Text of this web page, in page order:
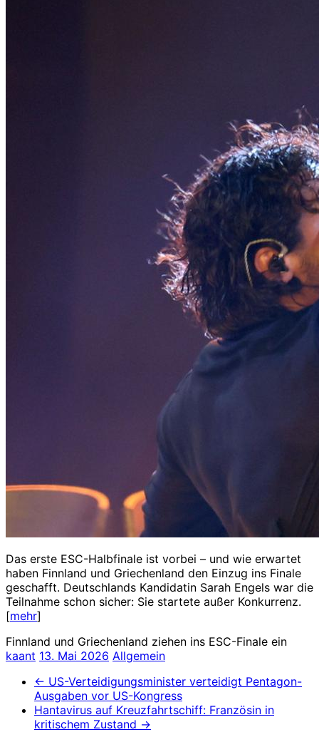
Das erste ESC-Halbfinale ist vorbei – und wie erwartet
haben Finnland und Griechenland den Einzug ins Finale
geschafft. Deutschlands Kandidatin Sarah Engels war die
Teilnahme schon sicher: Sie startete außer Konkurrenz.
[mehr]
Finnland und Griechenland ziehen ins ESC-Finale ein
kaant 13. Mai 2026 Allgemein
← US-Verteidigungsminister verteidigt Pentagon-
Ausgaben vor US-Kongress
Hantavirus auf Kreuzfahrtschiff: Französin in
kritischem Zustand →